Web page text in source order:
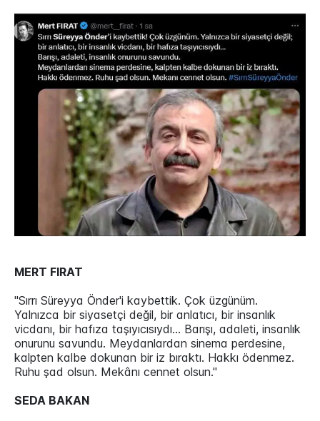
MERT FIRAT
"Sırrı Süreyya Önder'i kaybettik. Çok üzgünüm.
Yalnızca bir siyasetçi değil, bir anlatıcı, bir insanlık
vicdanı, bir hafıza taşıyıcısıydı... Barışı, adaleti, insanlık
onurunu savundu. Meydanlardan sinema perdesine,
kalpten kalbe dokunan bir iz bıraktı. Hakkı ödenmez.
Ruhu şad olsun. Mekânı cennet olsun."
SEDA BAKAN